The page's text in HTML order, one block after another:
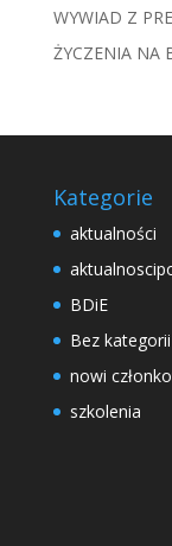
WYWIAD Z
ŻYCZENIA NA
Kategorie
aktualności
BDiE
Bez kategorii
nowi
szkolenia